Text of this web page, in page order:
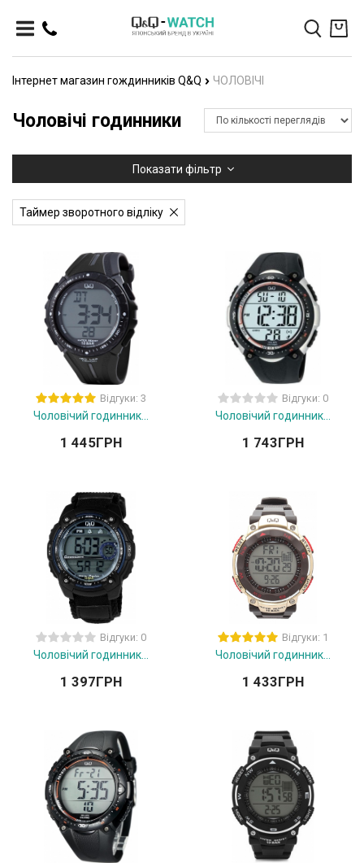
Інтернет магазин гождинників Q&Q ЧОЛОВІЧІ
Чоловічі годинники
Показати фільтр
Таймер зворотного відліку
Відгуки: 3
Чоловічий годинник...
1 445ГРН
Відгуки: 0
Чоловічий годинник...
1 743ГРН
Відгуки: 0
Чоловічий годинник...
1 397ГРН
Відгуки: 1
Чоловічий годинник...
1 433ГРН